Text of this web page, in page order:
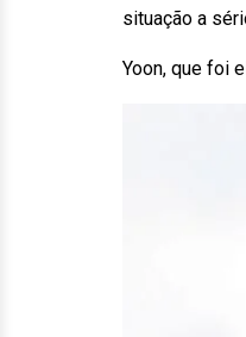
situação a
Yoon, que foi